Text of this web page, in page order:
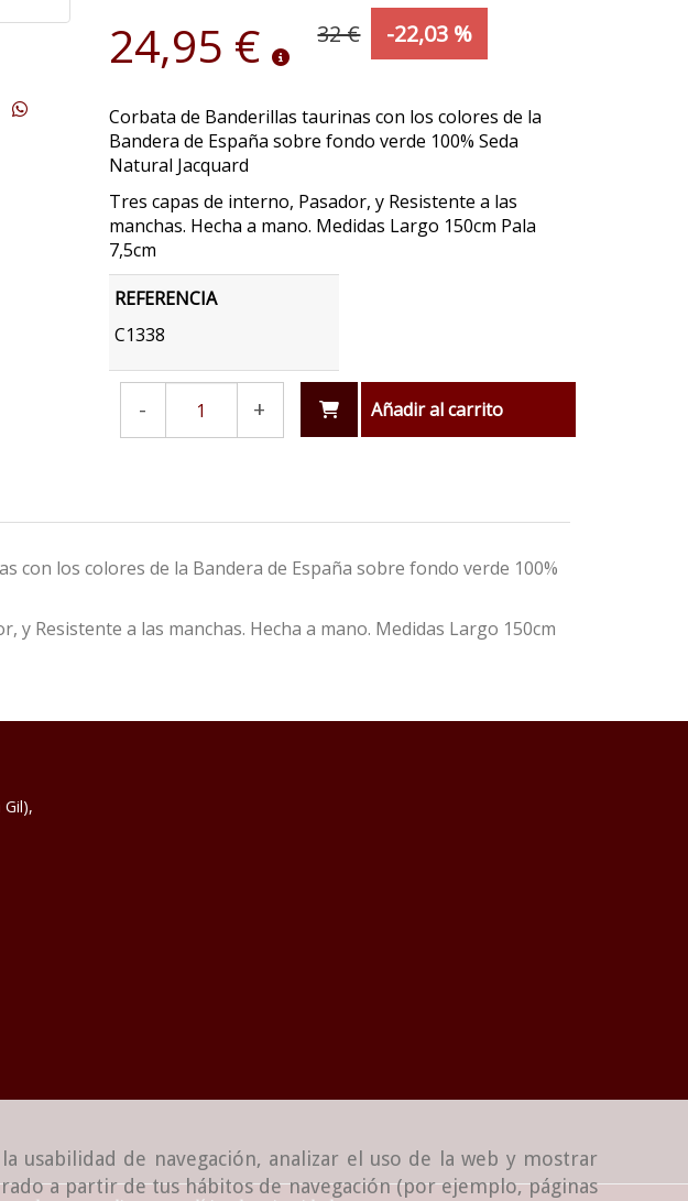
de navegación, analizar el uso de la web y mostrar
a partir de tus hábitos de navegación (por ejemplo, páginas
24,95 € 32 € -22,03 %
Corbata de Banderillas taurinas con los colores de la
Bandera de España sobre fondo verde 100% Seda
Natural Jacquard
Tres capas de interno, Pasador, y Resistente a las
manchas. Hecha a mano. Medidas Largo 150cm Pala
7,5cm
REFERENCIA
C1338
- + Añadir al carrito
con los colores de la Bandera de España sobre fondo verde 100%
y Resistente a las manchas. Hecha a mano. Medidas Largo 150cm